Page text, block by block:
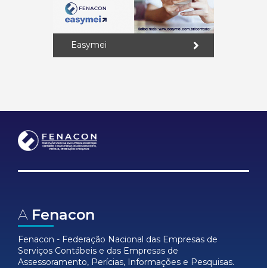
Easymei
A Fenacon
Fenacon - Federação Nacional das Empresas de
Serviços Contábeis e das Empresas de
Assessoramento, Perícias, Informações e Pesquisas.